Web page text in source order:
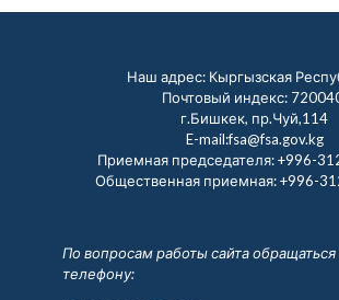
Наш адрес: Кыргызская
Почтовый индекс:
г.Бишкек, пр.Чуй,114
E-mail:fsa@fsa.gov.kg
Приемная председателя:+996-
Общественная приемная:+996-
По вопросам работы сайта обращаться
телефону: